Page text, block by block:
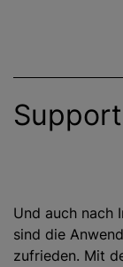
Und auch nach
sind die
zufrieden. Mit